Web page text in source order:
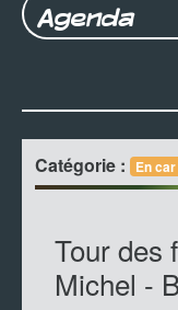
Agenda
Catégorie : En
Tour des
Michel -